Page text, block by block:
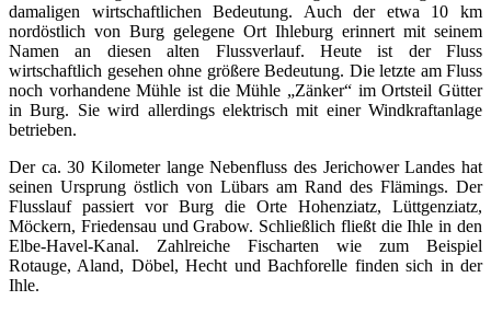
damaligen wirtschaftlichen Bedeutung. Auch der etwa 10 km
nordöstlich von Burg gelegene Ort Ihleburg erinnert mit seinem
Namen an diesen alten Flussverlauf. Heute ist der Fluss
wirtschaftlich gesehen ohne größere Bedeutung. Die letzte am Fluss
noch vorhandene Mühle ist die Mühle „Zänker“ im Ortsteil Gütter
in Burg. Sie wird allerdings elektrisch mit einer Windkraftanlage
betrieben.
Der ca. 30 Kilometer lange Nebenfluss des Jerichower Landes hat
seinen Ursprung östlich von Lübars am Rand des Flämings. Der
Flusslauf passiert vor Burg die Orte Hohenziatz, Lüttgenziatz,
Möckern, Friedensau und Grabow. Schließlich fließt die Ihle in den
Elbe-Havel-Kanal. Zahlreiche Fischarten wie zum Beispiel
Rotauge, Aland, Döbel, Hecht und Bachforelle finden sich in der
Ihle.